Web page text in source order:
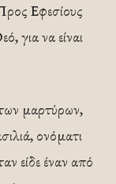
Εφεσίους
για να είναι
μαρτύρων,
ονόματι
είδε έναν από